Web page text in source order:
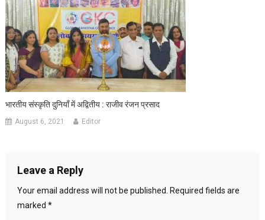
भारतीय संस्कृति दुनियाँ में अद्वितीय : राजीव रंजन प्रसाद
August 6, 2021 Editor
Leave a Reply
Your email address will not be published.
Required fields are
marked *